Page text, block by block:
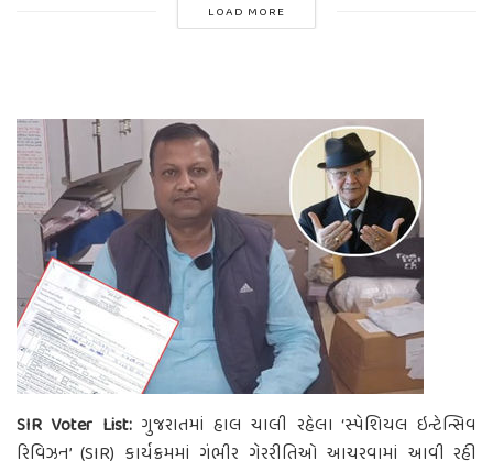
LOAD MORE
SIR Voter List: ગુજરાતમાં હાલ ચાલી રહેલા ‘સ્પેશિયલ ઇન્ટેન્સિવ
રિવિઝન’ (SIR) કાર્યક્રમમાં ગંભીર ગેરરીતિઓ આચરવામાં આવી રહી